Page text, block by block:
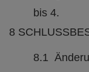
bis 4.
8
8.1